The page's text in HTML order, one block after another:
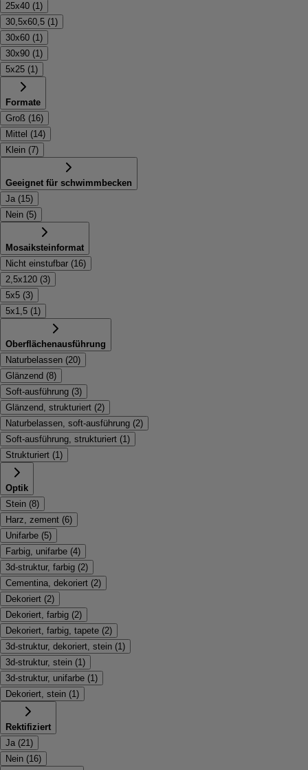
25x40 (1)
30,5x60,5 (1)
30x60 (1)
30x90 (1)
5x25 (1)
Formate
Groß (16)
Mittel (14)
Klein (7)
Geeignet für schwimmbecken
Ja (15)
Nein (5)
Mosaiksteinformat
Nicht einstufbar (16)
2,5x120 (3)
5x5 (3)
5x1,5 (1)
Oberflächenausführung
Naturbelassen (20)
Glänzend (8)
Soft-ausführung (3)
Glänzend, strukturiert (2)
Naturbelassen, soft-ausführung (2)
Soft-ausführung, strukturiert (1)
Strukturiert (1)
Optik
Stein (8)
Harz, zement (6)
Unifarbe (5)
Farbig, unifarbe (4)
3d-struktur, farbig (2)
Cementina, dekoriert (2)
Dekoriert (2)
Dekoriert, farbig (2)
Dekoriert, farbig, tapete (2)
3d-struktur, dekoriert, stein (1)
3d-struktur, stein (1)
3d-struktur, unifarbe (1)
Dekoriert, stein (1)
Rektifiziert
Ja (21)
Nein (16)